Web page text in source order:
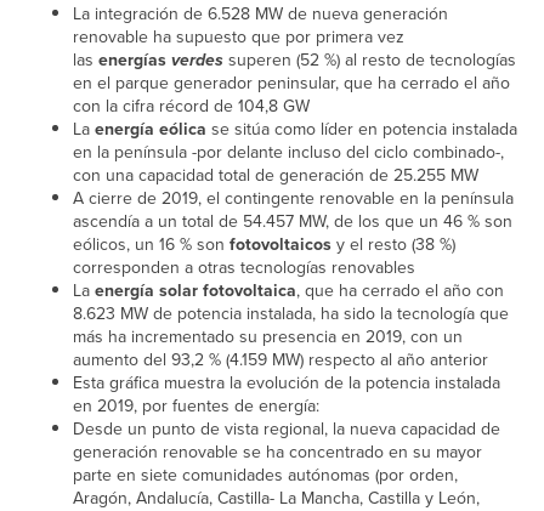
La integración de 6.528 MW de nueva generación
renovable ha supuesto que por primera vez
las energías verdes superen (52 %) al resto de tecnologías
en el parque generador peninsular, que ha cerrado el año
con la cifra récord de 104,8 GW
La energía eólica se sitúa como líder en potencia instalada
en la península -por delante incluso del ciclo combinado-,
con una capacidad total de generación de 25.255 MW
A cierre de 2019, el contingente renovable en la península
ascendía a un total de 54.457 MW, de los que un 46 % son
eólicos, un 16 % son fotovoltaicos y el resto (38 %)
corresponden a otras tecnologías renovables
La energía solar fotovoltaica, que ha cerrado el año con
8.623 MW de potencia instalada, ha sido la tecnología que
más ha incrementado su presencia en 2019, con un
aumento del 93,2 % (4.159 MW) respecto al año anterior
Esta gráfica muestra la evolución de la potencia instalada
en 2019, por fuentes de energía:
Desde un punto de vista regional, la nueva capacidad de
generación renovable se ha concentrado en su mayor
parte en siete comunidades autónomas (por orden,
Aragón, Andalucía, Castilla- La Mancha, Castilla y León,